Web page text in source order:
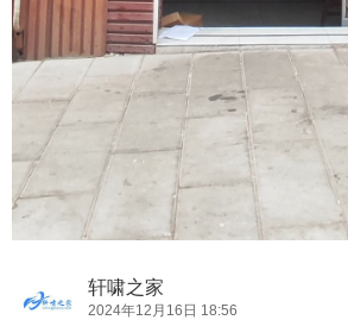
轩啸之家
2024年12月16日 18:56